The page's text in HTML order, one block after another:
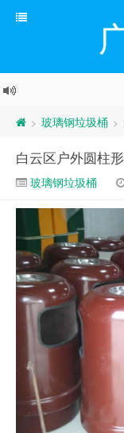
> 玻璃钢垃圾桶 >
白云区户外圆柱
玻璃钢垃圾桶